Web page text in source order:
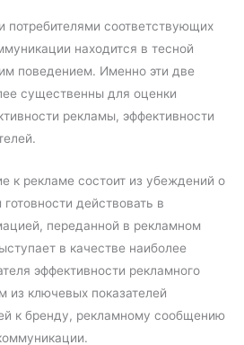
потребителями соответствующих
находится в тесной
поведением. Именно эти две
существенны для оценки
рекламы, эффективности
к рекламе состоит из убеждений о
действовать в
переданной в рекламном
в качестве наиболее
эффективности рекламного
из ключевых показателей
к бренду, рекламному сообщению